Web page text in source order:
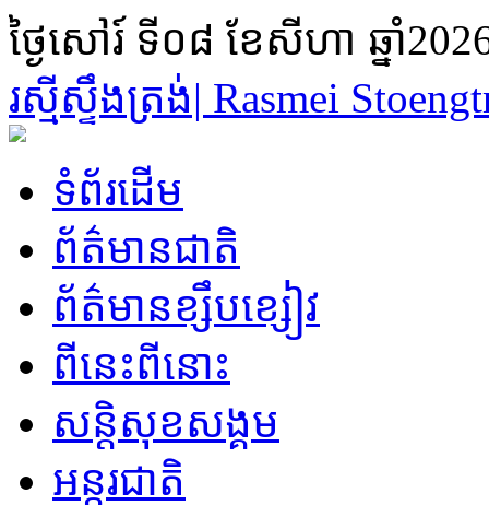
ថ្ងៃសៅរ៍ ទី០៨ ខែសីហា ឆ្នាំ
រស្មីស្ទឹងត្រង់​| Rasmei
ទំព័រដើម
ព័ត៌មានជាតិ
ព័ត៌មានខ្សឹបខ្សៀវ
ពីនេះពីនោះ
សន្តិសុខសង្គម
អន្តរជាតិ